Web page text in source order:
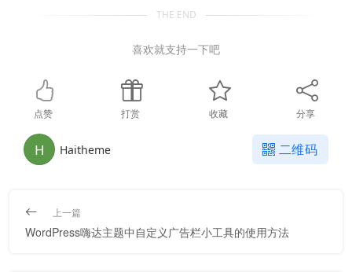
THE END
喜欢就支持一下吧
H Haitheme
点赞 打赏 收藏 分享
二维码
上一篇
WordPress嗨达主题中自定义广告栏小工具的使用方法